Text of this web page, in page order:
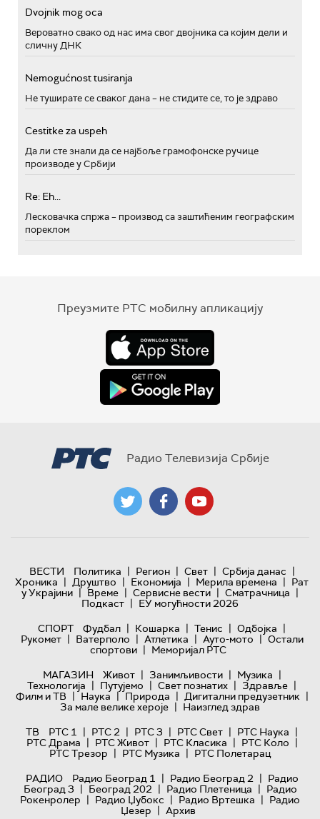
Dvojnik mog oca
Вероватно свако од нас има свог двојника са којим дели и
сличну ДНК
Nemogućnost tusiranja
Не туширате се сваког дана – не стидите се, то је здраво
Cestitke za uspeh
Да ли сте знали да се најбоље грамофонске ручице
производе у Србији
Re: Eh...
Лесковачка спржа – производ са заштићеним географским
пореклом
Преузмите РТС мобилну апликацију
Радио Телевизија Србије
ВЕСТИ Политика | Регион | Свет | Србија данас |
Хроника | Друштво | Економија | Мерила времена | Рат
у Украјини | Време | Сервисне вести | Сматрачница |
Подкаст | ЕУ могућности 2026
СПОРТ
Фудбал | Кошарка | Тенис | Одбојка |
Рукомет | Ватерполо | Атлетика | Ауто-мото | Остали
спортови | Меморијал РТС
МАГАЗИН
Живот | Занимљивости | Музика |
Технологијa | Путујемо | Свет познатих | Здравље |
Филм и ТВ | Наука | Природа | Дигитални предузетник |
За мале велике хероје | Наизглед здрав
ТВ
РТС 1 | РТС 2 | РТС 3 | РТС Свет | РТС Наука |
РТС Драма | РТС Живот | РТС Класика | РТС Коло |
РТС Трезор | РТС Музика | РТС Полетарац
РАДИО
Радио Београд 1 | Радио Београд 2 | Радио
Београд 3 | Београд 202 | Радио Плетеница | Радио
Рокенролер | Радио Џубокс | Радио Вртешка | Радио
Џезер | Архив